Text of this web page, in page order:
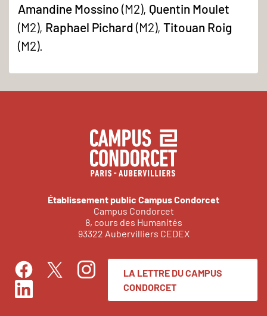
Amandine Mossino (M2), Quentin Moulet
(M2), Raphael Pichard (M2), Titouan Roig
(M2).
Établissement public Campus Condorcet
Campus Condorcet
8, cours des Humanités
93322 Aubervilliers CEDEX
FacebookTwitterInstagram
LinkedIn
LA LETTRE DU CAMPUS
CONDORCET